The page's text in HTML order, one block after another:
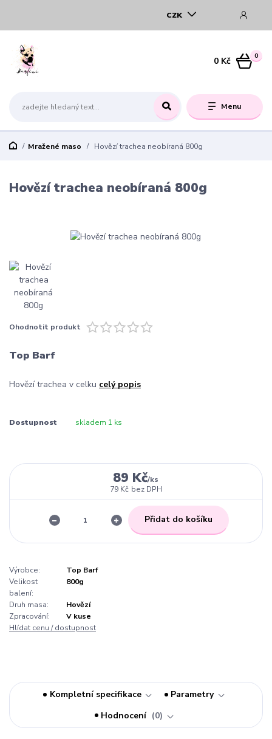
Menu
CZK
0
0 Kč
Mražené maso Hovězí trachea neobíraná 800g
Hovězí trachea neobíraná 800g
Ohodnotit produkt
Top Barf
Hovězí trachea v celku celý popis
Dostupnost skladem 1 ks
89 Kč/ks
79 Kč bez DPH
Přidat do košíku
Výrobce:
Top Barf
Velikost
balení:
800g
Druh masa:
Hovězí
Zpracování:
V kuse
Hlídat cenu / dostupnost
Kompletní specifikace
Parametry
Hodnocení
0